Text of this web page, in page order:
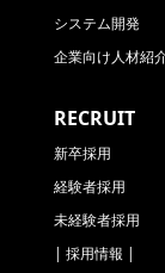
システム開発
企業向け人材紹
RECRUIT
新卒採用
経験者採用
未経験者採用
| 採用情報 |